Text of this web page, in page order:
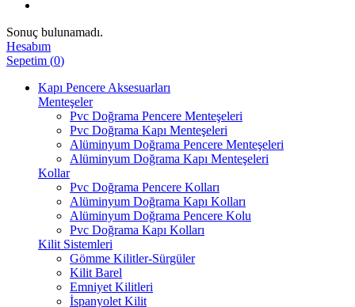
Sonuç bulunamadı.
Hesabım
Sepetim (0)
Kapı Pencere Aksesuarları
Menteşeler
Pvc Doğrama Pencere Menteşeleri
Pvc Doğrama Kapı Menteşeleri
Alüminyum Doğrama Pencere Menteşeleri
Alüminyum Doğrama Kapı Menteşeleri
Kollar
Pvc Doğrama Pencere Kolları
Alüminyum Doğrama Kapı Kolları
Alüminyum Doğrama Pencere Kolu
Pvc Doğrama Kapı Kolları
Kilit Sistemleri
Gömme Kilitler-Sürgüler
Kilit Barel
Emniyet Kilitleri
İspanyolet Kilit